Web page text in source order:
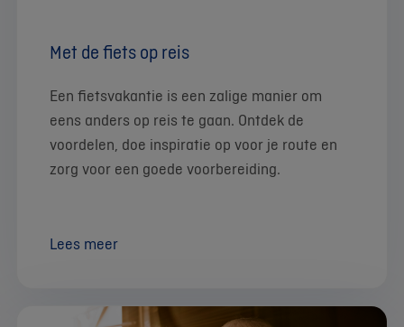
Met de fiets op reis
Een fietsvakantie is een zalige manier om
eens anders op reis te gaan. Ontdek de
voordelen, doe inspiratie op voor je route en
zorg voor een goede voorbereiding.
Lees meer